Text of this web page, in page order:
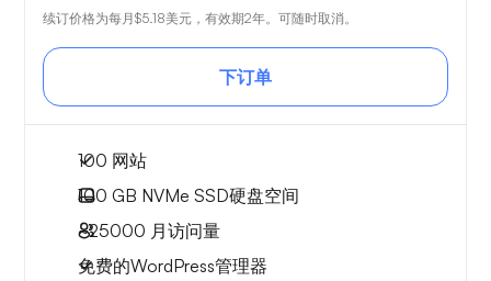
续订价格为每月$5.18美元，有效期2年。可随时取消。
下订单
100 网站
100 GB NVMe SSD硬盘空间
~25000 月访问量
免费的WordPress管理器